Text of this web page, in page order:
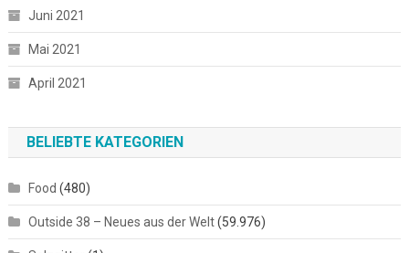
Juni 2021
Mai 2021
April 2021
BELIEBTE KATEGORIEN
Food (480)
Outside 38 – Neues aus der Welt(59.976)